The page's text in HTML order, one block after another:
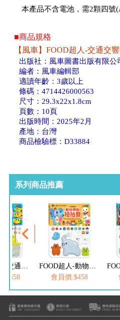
本產品不含電池，需2顆四號
■商品規格
【風車】FOOD超人-交通交
出版社：風車圖書出版有限公
編者：風車編輯部
適讀年齡：3歲以上
條碼：4714426000563
尺寸：29.3x22x1.8cm
頁數：10頁
出版時間：2025年2月
產地：台灣
商品檢驗標：D33884
系列商品推薦
FOOD超人-交通交響樂拍拍鼓
:$458
FOOD超人-動物樂隊拍拍鼓
會員價:$458